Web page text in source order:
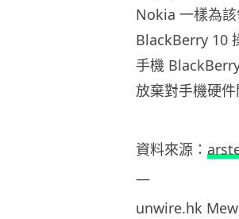
Nokia 一樣為
BlackBerry 10
手機
放棄對手機硬
資料來源：
—
unwire.hk